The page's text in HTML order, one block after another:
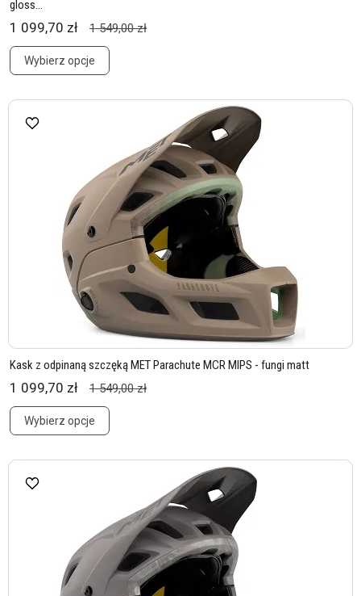
gloss...
1 099,70 zł 1 549,00 zł
Wybierz opcje
Kask z odpinaną szczęką MET Parachute MCR MIPS - fungi matt
1 099,70 zł 1 549,00 zł
Wybierz opcje